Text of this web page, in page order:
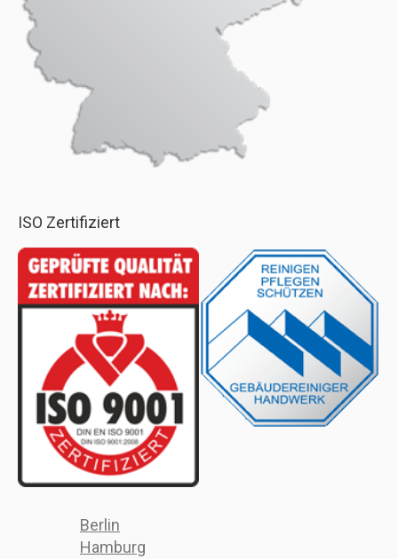
ISO Zertifiziert
Berlin
Hamburg